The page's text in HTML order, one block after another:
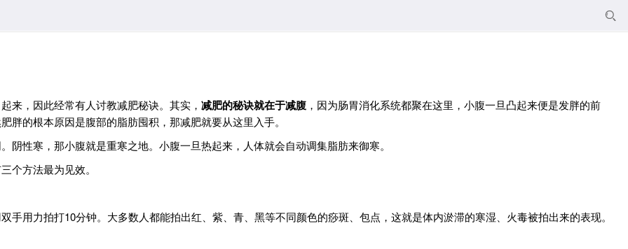

来，因此经常有人讨教减肥秘诀。其实， 减肥的秘诀就在于减腹 ，因为肠胃消化系统都聚在这里，小腹一旦凸起来便是发胖的前
胖的根本原因是腹部的脂肪囤积，那减肥就要从这里入手。
性寒，那小腹就是重寒之地。小腹一旦热起来，人体就会自动调集脂肪来御寒。
个方法最为见效。
用力拍打10分钟。大多数人都能拍出红、紫、青、黑等不同颜色的痧斑、包点，这就是体内淤滞的寒湿、火毒被拍出来的表现。